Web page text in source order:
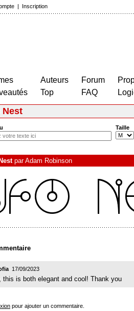
| Inscription
Auteurs
Top
Forum
FAQ
Nest
Taille
parAdam Robinson
17/09/2023
this is both elegant and cool! Thank you
pour ajouter un commentaire.